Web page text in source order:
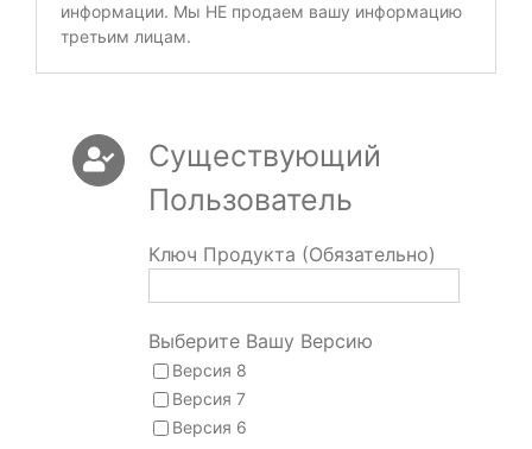
информации. Мы НЕ продаем вашу информацию
третьим лицам.
Существующий
Пользователь
Ключ Продукта (Обязательно)
Выберите Вашу Версию
Версия 8
Версия 7
Версия 6